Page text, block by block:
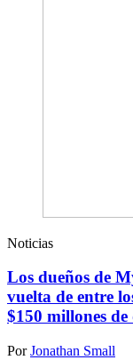
Noticias
Los dueños de
vuelta de entre
$150 millones
PorJonathan Small